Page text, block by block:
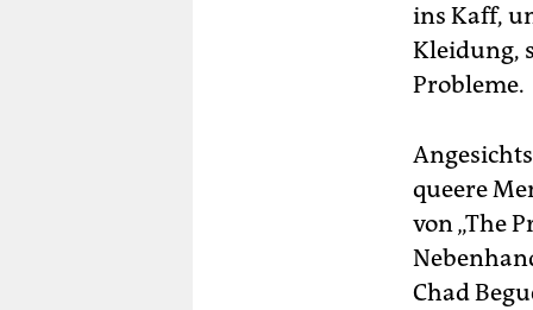
ins Kaff,
Kleidung,
Probleme.
queere
von „The
Chad